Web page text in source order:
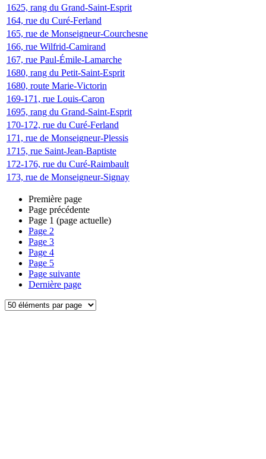
1625, rang du Grand-Saint-Esprit
164, rue du Curé-Ferland
165, rue de Monseigneur-Courchesne
166, rue Wilfrid-Camirand
167, rue Paul-Émile-Lamarche
1680, rang du Petit-Saint-Esprit
1680, route Marie-Victorin
169-171, rue Louis-Caron
1695, rang du Grand-Saint-Esprit
170-172, rue du Curé-Ferland
171, rue de Monseigneur-Plessis
1715, rue Saint-Jean-Baptiste
172-176, rue du Curé-Raimbault
173, rue de Monseigneur-Signay
Première page
Page précédente
Page 1 (page actuelle)
Page 2
Page 3
Page 4
Page 5
Page suivante
Dernière page